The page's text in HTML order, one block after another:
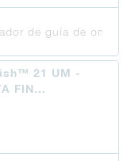
de guía de
21 UM -
FIN…